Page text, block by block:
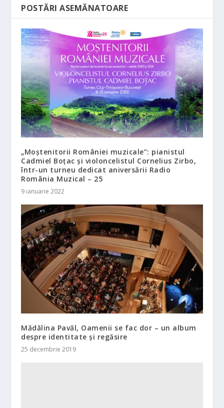
POSTĂRI ASEMĂNATOARE
„Moștenitorii României muzicale”: pianistul
Cadmiel Boțac și violoncelistul Cornelius Zirbo,
într-un turneu dedicat aniversării Radio
România Muzical – 25
9 ianuarie 2022
Mădălina Pavăl, Oamenii se fac dor – un album
despre identitate și regăsire
25 decembrie 2019